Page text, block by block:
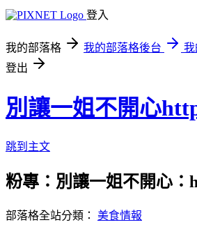
登入
我的部落格 我的部落格後台
我
登出
別讓一姐不開心
跳到主文
粉專：別讓一姐不開心：
部落格全站分類： 美食情報